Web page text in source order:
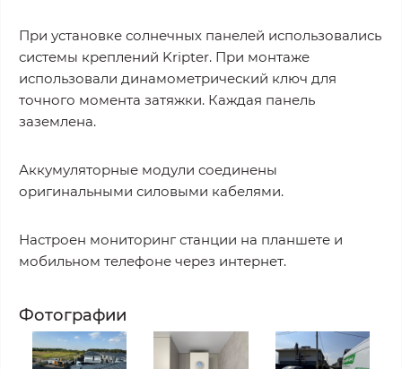
При установке солнечных панелей использовались
системы креплений Kripter. При монтаже
использовали динамометрический ключ для
точного момента затяжки. Каждая панель
заземлена.
Аккумуляторные модули соединены
оригинальными силовыми кабелями.
Настроен мониторинг станции на планшете и
мобильном телефоне через интернет.
Фотографии